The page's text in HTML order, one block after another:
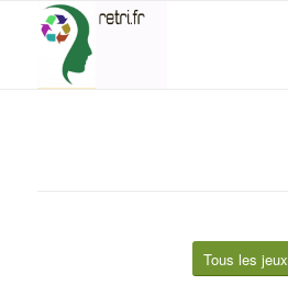
Tous les jeux